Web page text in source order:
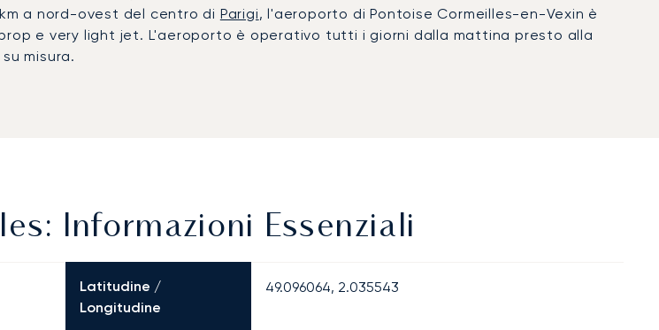
a nord-ovest del centro di Parigi, l'aeroporto di Pontoise Cormeilles-en-Vexin è
e very light jet. L'aeroporto è operativo tutti i giorni dalla mattina presto alla
misura.
Informazioni Essenziali
Latitudine /
Longitudine
49.096064, 2.035543